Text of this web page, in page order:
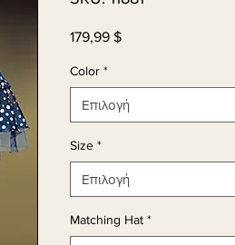
179,99 $Τιμή
Color *
Επιλογή
Size *
Επιλογή
Matching Hat *